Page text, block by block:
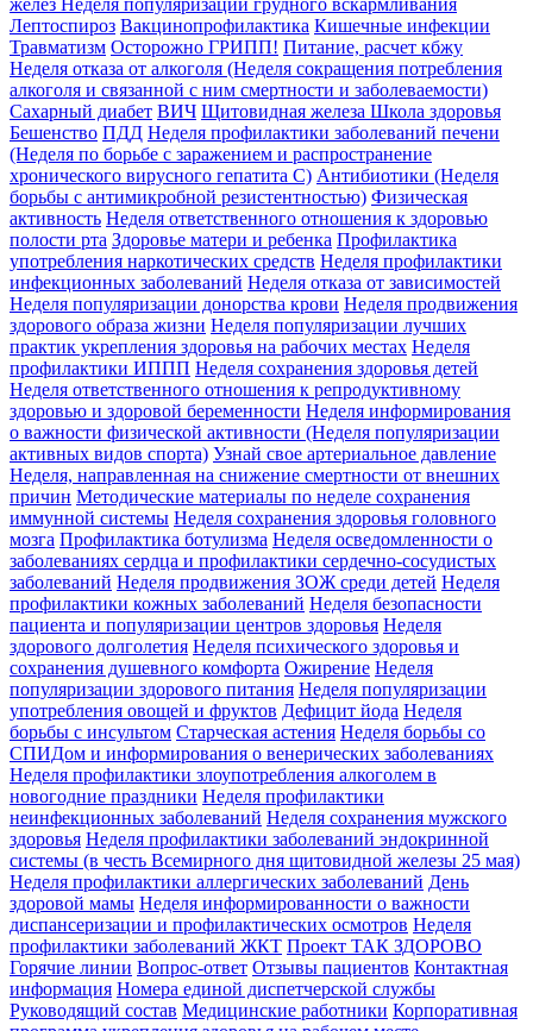
желёз Неделя популяризации грудного вскармливания
Лептоспироз Вакцинопрофилактика Кишечные инфекции
Травматизм Осторожно ГРИПП! Питание, расчет кбжу
Неделя отказа от алкоголя (Неделя сокращения потребления
алкоголя и связанной с ним смертности и заболеваемости)
Сахарный диабет ВИЧ Щитовидная железа Школа здоровья
Бешенство ПДД Неделя профилактики заболеваний печени
(Неделя по борьбе с заражением и распространение
хронического вирусного гепатита С) Антибиотики (Неделя
борьбы с антимикробной резистентностью) Физическая
активность Неделя ответственного отношения к здоровью
полости рта Здоровье матери и ребенка Профилактика
употребления наркотических средств Неделя профилактики
инфекционных заболеваний Неделя отказа от зависимостей
Неделя популяризации донорства крови Неделя продвижения
здорового образа жизни Неделя популяризации лучших
практик укрепления здоровья на рабочих местах Неделя
профилактики ИППП Неделя сохранения здоровья детей
Неделя ответственного отношения к репродуктивному
здоровью и здоровой беременности Неделя информирования
о важности физической активности (Неделя популяризации
активных видов спорта) Узнай свое артериальное давление
Неделя, направленная на снижение смертности от внешних
причин Методические материалы по неделе сохранения
иммунной системы Неделя сохранения здоровья головного
мозга Профилактика ботулизма Неделя осведомленности о
заболеваниях сердца и профилактики сердечно-сосудистых
заболеваний Неделя продвижения ЗОЖ среди детей Неделя
профилактики кожных заболеваний Неделя безопасности
пациента и популяризации центров здоровья Неделя
здорового долголетия Неделя психического здоровья и
сохранения душевного комфорта Ожирение Неделя
популяризации здорового питания Неделя популяризации
употребления овощей и фруктов Дефицит йода Неделя
борьбы с инсультом Старческая астения Неделя борьбы со
СПИДом и информирования о венерических заболеваниях
Неделя профилактики злоупотребления алкоголем в
новогодние праздники Неделя профилактики
неинфекционных заболеваний Неделя сохранения мужского
здоровья Неделя профилактики заболеваний эндокринной
системы (в честь Всемирного дня щитовидной железы 25 мая)
Неделя профилактики аллергических заболеваний День
здоровой мамы Неделя информированности о важности
диспансеризации и профилактических осмотров Неделя
профилактики заболеваний ЖКТ Проект ТАК ЗДОРОВО
Горячие линии Вопрос-ответ Отзывы пациентов Контактная
информация Номера единой диспетчерской службы
Руководящий состав Медицинские работники Корпоративная